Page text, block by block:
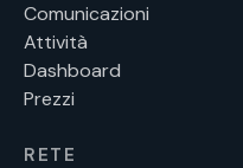
Comunicazioni
Attività
Dashboard
Prezzi
RETE